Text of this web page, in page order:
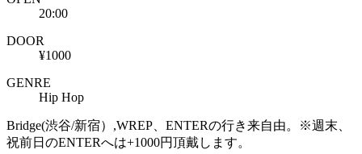
20:00
DOOR
¥1000
GENRE
Hip Hop
Bridge(渋谷/新宿）,WREP、ENTERの行き来自由。※週末、
祝前日のENTERへは+1000円頂戴します。